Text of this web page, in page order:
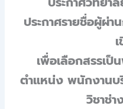
ประกาศรายชื่อผู้ผ่า
เพื่อเลือกสรรเป็
ตำแหน่ง พนักงานบ
วิชาช่